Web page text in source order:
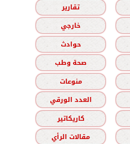
تقارير
خارجي
حوادث
صحة وطب
منوعات
العدد الورقي
كاريكاتير
مقالات الرأي